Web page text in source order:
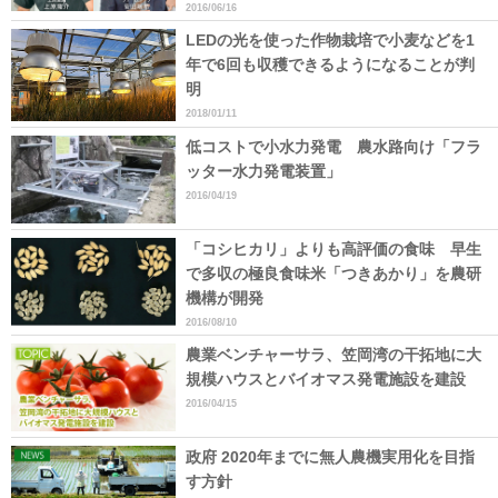
2016/06/16
LEDの光を使った作物栽培で小麦などを1
年で6回も収穫できるようになることが判
明
2018/01/11
低コストで小水力発電 農水路向け「フラ
ッター水力発電装置」
2016/04/19
「コシヒカリ」よりも高評価の食味 早生
で多収の極良食味米「つきあかり」を農研
機構が開発
2016/08/10
農業ベンチャーサラ、笠岡湾の干拓地に大
規模ハウスとバイオマス発電施設を建設
2016/04/15
政府 2020年までに無人農機実用化を目指
す方針